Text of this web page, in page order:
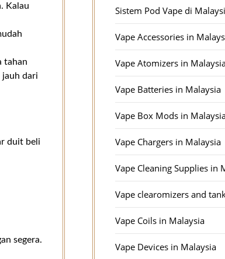
Kalau
tahan
jauh dari
duit beli
segera.
Sistem Pod Vape di
Vape Accessories in
Vape Atomizers in
Vape Batteries in Malaysia
Vape Box Mods in
Vape Chargers in Malaysia
Vape Cleaning Supplies in
Vape clearomizers and
Vape Coils in Malaysia
Vape Devices in Malaysia